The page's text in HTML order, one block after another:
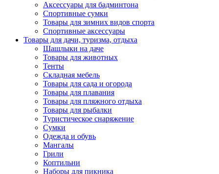
Аксессуары для бадминтона
Спортивные сумки
Товары для зимних видов спорта
Спортивные аксессуары
Товары для дачи, туризма, отдыха
Шашлыки на даче
Товары для животных
Тенты
Складная мебель
Товары для сада и огорода
Товары для плавания
Товары для пляжного отдыха
Товары для рыбалки
Туристическое снаряжение
Сумки
Одежда и обувь
Мангалы
Грили
Коптильни
Наборы для пикника